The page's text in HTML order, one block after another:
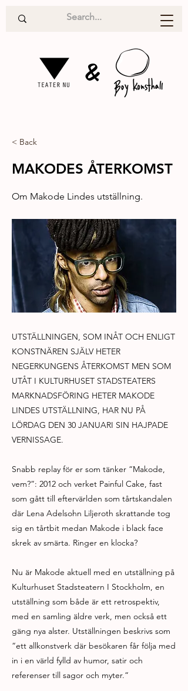
&
< Back
MAKODES ÅTERKOMST
Om Makode Lindes utställning.
UTSTÄLLNINGEN, SOM INÅT OCH ENLIGT
KONSTNÄREN SJÄLV HETER
NEGERKUNGENS ÅTERKOMST MEN SOM
UTÅT I KULTURHUSET STADSTEATERS
MARKNADSFÖRING HETER MAKODE
LINDES UTSTÄLLNING, HAR NU PÅ
LÖRDAG DEN 30 JANUARI SIN HAJPADE
VERNISSAGE.
Snabb replay för er som tänker “Makode,
vem?”: 2012 och verket Painful Cake, fast
som gått till eftervärlden som tårtskandalen
där Lena Adelsohn Liljeroth skrattande tog
sig en tårtbit medan Makode i black face
skrek av smärta. Ringer en klocka?
Nu är Makode aktuell med en utställning på
Kulturhuset Stadsteatern I Stockholm, en
utställning som både är ett retrospektiv,
med en samling äldre verk, men också ett
gäng nya alster. Utställningen beskrivs som
“ett allkonstverk där besökaren får följa med
in i en värld fylld av humor, satir och
referenser till sagor och myter.“